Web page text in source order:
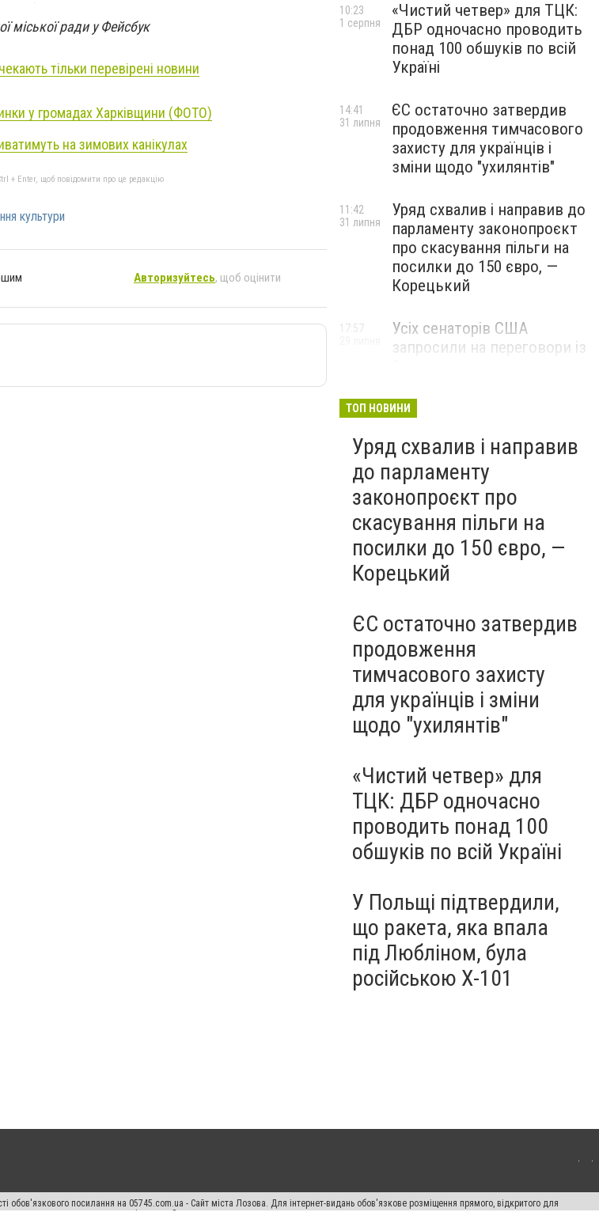
міської ради у Фейсбук
тільки перевірені новини
у громадах Харківщини (ФОТО)
на зимових канікулах
+ Enter, щоб повідомити про це редакцію
культури
Авторизуйтесь, щоб оцінити
«Чистий четвер» для ТЦК:
ДБР одночасно проводить
понад 100 обшуків по всій
Україні
10:23
1 серпня
ЄС остаточно затвердив
продовження тимчасового
захисту для українців і
зміни щодо "ухилянтів"
14:41
31 липня
Уряд схвалив і направив до
парламенту законопроєкт
про скасування пільги на
посилки до 150 євро, —
Корецький
11:42
31 липня
Усіх сенаторів США
запросили на переговори із
Росії, – The Hill
17:57
ТОП НОВИНИ
Уряд схвалив і направив
до парламенту
законопроєкт про
скасування пільги на
посилки до 150 євро, —
Корецький
ЄС остаточно затвердив
продовження
тимчасового захисту
для українців і зміни
щодо "ухилянтів"
«Чистий четвер» для
ТЦК: ДБР одночасно
проводить понад 100
обшуків по всій Україні
У Польщі підтвердили,
що ракета, яка впала
під Любліном, була
російською Х-101
обов'язкового посилання на 05745.com.ua - Сайт міста Лозова. Для інтернет-видань обов'язкове розміщення прямого, відкритого для
виняткових прав переслідується Законом.